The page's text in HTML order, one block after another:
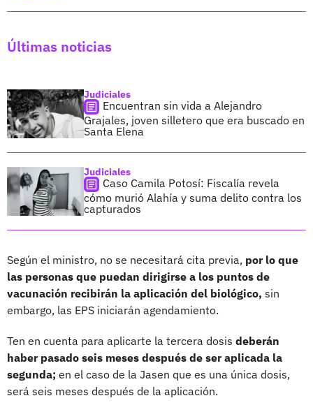
Últimas noticias
Judiciales
Encuentran sin vida a Alejandro
Grajales, joven silletero que era buscado en
Santa Elena
Judiciales
Caso Camila Potosí: Fiscalía revela
cómo murió Alahía y suma delito contra los
capturados
Según el ministro, no se necesitará cita previa, por lo que
las personas que puedan dirigirse a los puntos de
vacunación recibirán la aplicación del biológico, sin
embargo, las EPS iniciarán agendamiento.
Ten en cuenta para aplicarte la tercera dosis deberán
haber pasado seis meses después de ser aplicada la
segunda; en el caso de la Jasen que es una única dosis,
será seis meses después de la aplicación.